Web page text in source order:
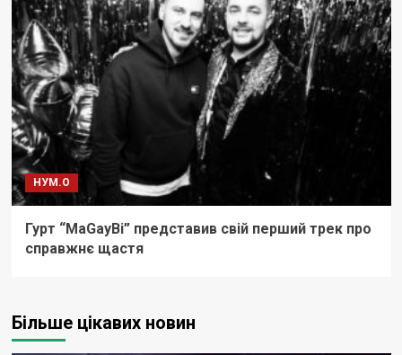
НУМ.О
Гурт “MaGayBi” представив свій перший трек про
справжнє щастя
Більше цікавих новин